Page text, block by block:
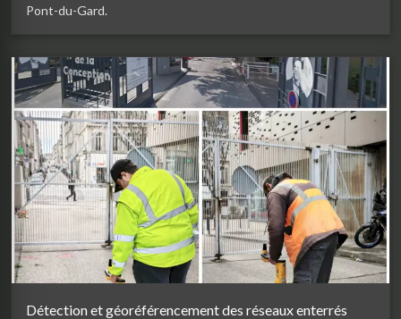
Pont-du-Gard.
Détection et géoréférencement des réseaux enterrés